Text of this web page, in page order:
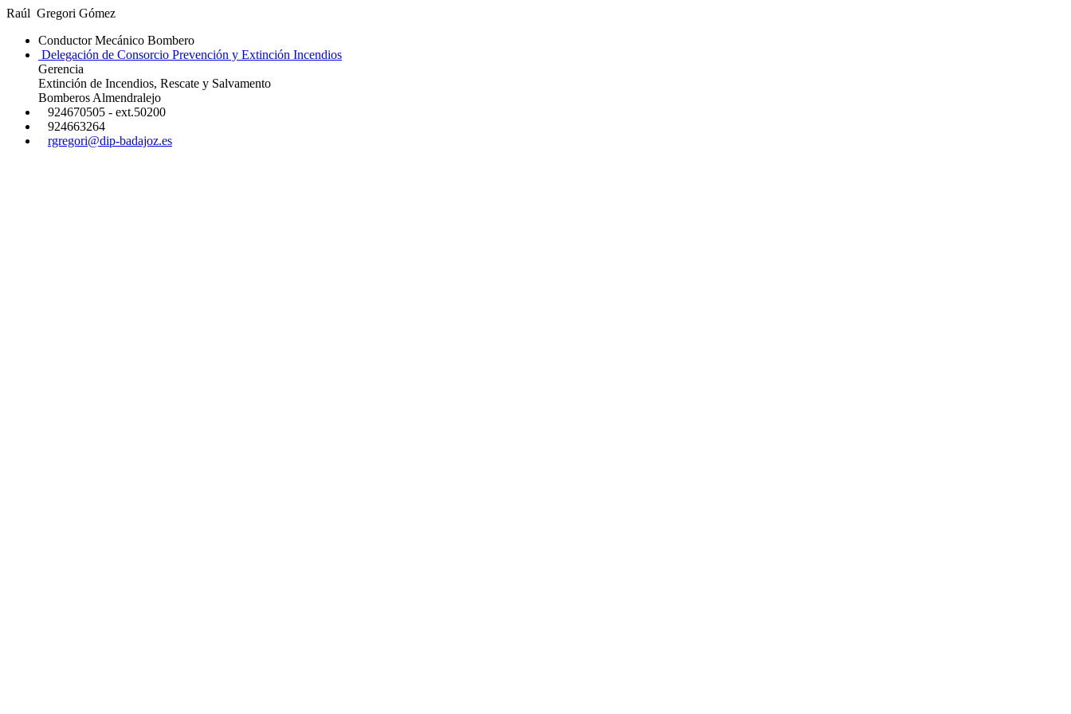
Raúl Gregori Gómez
Conductor Mecánico Bombero
Delegación de Consorcio Prevención y Extinción Incendios
Gerencia
Extinción de Incendios, Rescate y Salvamento
Bomberos Almendralejo
924670505 - ext.50200
924663264
rgregori@dip-badajoz.es